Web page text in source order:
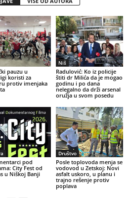
pauzu u
koristi za
protiv imenjaka
Niš
Radulović: Ko iz policije
štiti dr Milića da je mogao
godinu i po dana
nelegalno da drži arsenal
oružja u svom posedu
pod
City Fest od
u Niškoj Banji
Društvo
Posle toplovoda menja se
vodovod u Zetskoj: Novi
asfalt uskoro, u planu i
trajno rešenje protiv
poplava